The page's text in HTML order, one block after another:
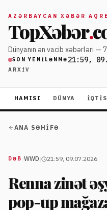
AZƏRBAYCAN XƏBƏR
TopXəbər.
Dünyanın ən vacib xəbərləri —
SON YENILƏNMƏ 21:59,
ARXIV
HAMISI DÜNYA
ANA SƏHIFƏ
DƏB WWD 21:59, 09.07.2026
Renna zinət
pop-up